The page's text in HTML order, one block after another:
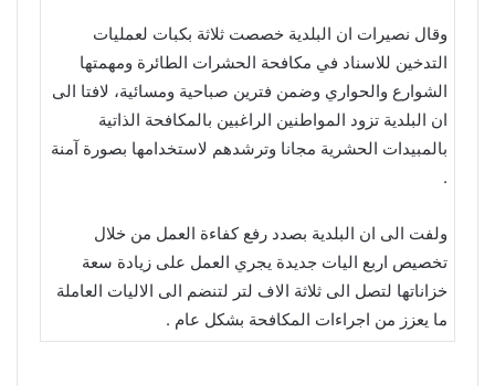
وقال نصيرات ان البلدية خصصت ثلاثة بكبات لعمليات
التدخين للاسناد في مكافحة الحشرات الطائرة ومهمتها
الشوارع والحواري وضمن فترين صباحية ومسائية، لافتا الى
ان البلدية تزود المواطنين الراغبين بالمكافحة الذاتية
بالمبيدات الحشرية مجانا وترشدهم لاستخدامها بصورة آمنة
.
ولفت الى ان البلدية بصدد رفع كفاءة العمل من خلال
تخصيص اربع اليات جديدة يجري العمل على زيادة سعة
خزاناتها لتصل الى ثلاثة الاف لتر لتنضم الى الاليات العاملة
ما يعزز من اجراءات المكافحة بشكل عام .